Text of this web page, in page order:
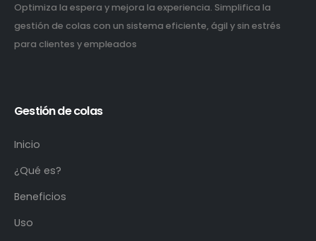
Optimiza la espera y mejora la experiencia. Simplifica la
gestión de colas con un sistema eficiente, ágil y sin estrés
para clientes y empleados
Gestión de colas
Inicio
¿Qué es?
Beneficios
Uso